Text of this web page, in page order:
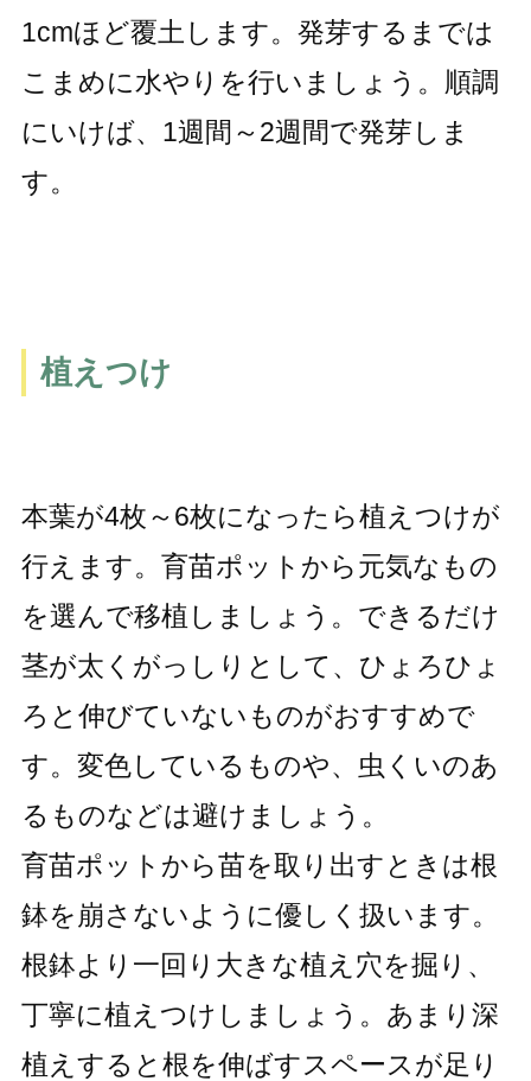
1cmほど覆土します。発芽するまでは
こまめに水やりを行いましょう。順調
にいけば、1週間～2週間で発芽しま
す。
植えつけ
本葉が4枚～6枚になったら植えつけが
行えます。育苗ポットから元気なもの
を選んで移植しましょう。できるだけ
茎が太くがっしりとして、ひょろひょ
ろと伸びていないものがおすすめで
す。変色しているものや、虫くいのあ
るものなどは避けましょう。
育苗ポットから苗を取り出すときは根
鉢を崩さないように優しく扱います。
根鉢より一回り大きな植え穴を掘り、
丁寧に植えつけしましょう。あまり深
植えすると根を伸ばすスペースが足り